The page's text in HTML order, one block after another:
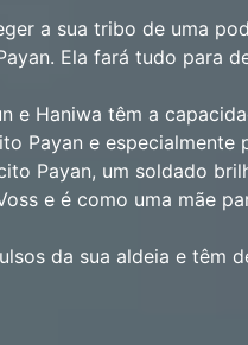
a sua tribo de uma
Ela fará tudo para
e Haniwa têm a
Payan e especialmente
Payan, um soldado
e é como uma mãe
da sua aldeia e têm